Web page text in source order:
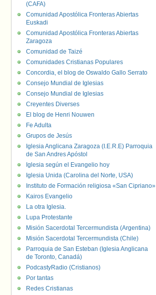
(CAFA)
Comunidad Apostólica Fronteras Abiertas
Euskadi
Comunidad Apostólica Fronteras Abiertas
Zaragoza
Comunidad de Taizé
Comunidades Cristianas Populares
Concordia, el blog de Oswaldo Gallo Serrato
Consejo Mundial de Iglesias
Consejo Mundial de Iglesias
Creyentes Diverses
El blog de Henri Nouwen
Fe Adulta
Grupos de Jesús
Iglesia Anglicana Zaragoza (I.E.R.E) Parroquia
de San Andres Apóstol
Iglesia según el Evangelio hoy
Iglesia Unida (Carolina del Norte, USA)
Instituto de Formación religiosa «San Cipriano»
Kairos Evangelio
La otra Iglesia.
Lupa Protestante
Misión Sacerdotal Tercermundista (Argentina)
Misión Sacerdotal Tercermundista (Chile)
Parroquia de San Esteban (Iglesia Anglicana
de Toronto, Canadá)
PodcastyRadio (Cristianos)
Por tantas
Redes Cristianas